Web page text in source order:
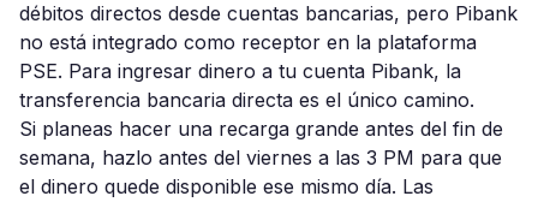
débitos directos desde cuentas bancarias, pero Pibank
no está integrado como receptor en la plataforma
PSE. Para ingresar dinero a tu cuenta Pibank, la
transferencia bancaria directa es el único camino.
Si planeas hacer una recarga grande antes del fin de
semana, hazlo antes del viernes a las 3 PM para que
el dinero quede disponible ese mismo día. Las